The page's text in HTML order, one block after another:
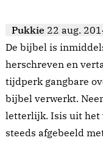
Pukkie 22 aug.
De bijbel is
herschreven en
tijdperk gangbare
bijbel verwerkt.
letterlijk. Isis uit het
steeds afgebeeld